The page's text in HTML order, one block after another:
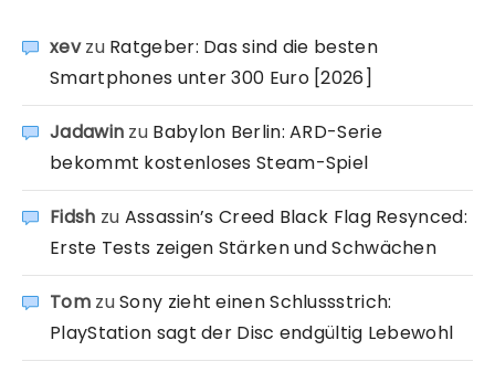
xevzu Ratgeber: Das sind die besten
Smartphones unter 300 Euro [2026]
Jadawin zu Babylon Berlin: ARD-Serie
bekommt kostenloses Steam-Spiel
Fidsh zu Assassin’s Creed Black Flag Resynced:
Erste Tests zeigen Stärken und Schwächen
TomzuSony zieht einen Schlussstrich:
PlayStation sagt der Disc endgültig Lebewohl